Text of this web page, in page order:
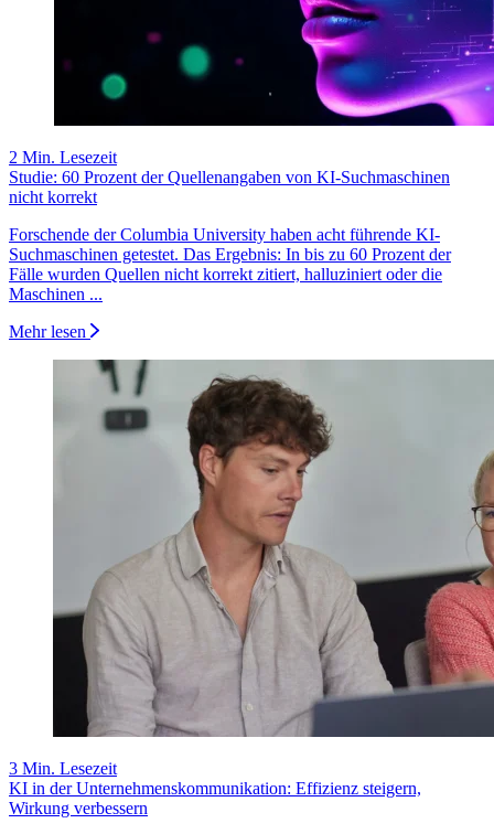
2 Min. Lesezeit
Studie: 60 Prozent der Quellenangaben von KI-Suchmaschinen
nicht korrekt
Forschende der Columbia University haben acht führende KI-
Suchmaschinen getestet. Das Ergebnis: In bis zu 60 Prozent der
Fälle wurden Quellen nicht korrekt zitiert, halluziniert oder die
Maschinen ...
Mehr lesen
3 Min. Lesezeit
KI in der Unternehmenskommunikation: Effizienz steigern,
Wirkung verbessern